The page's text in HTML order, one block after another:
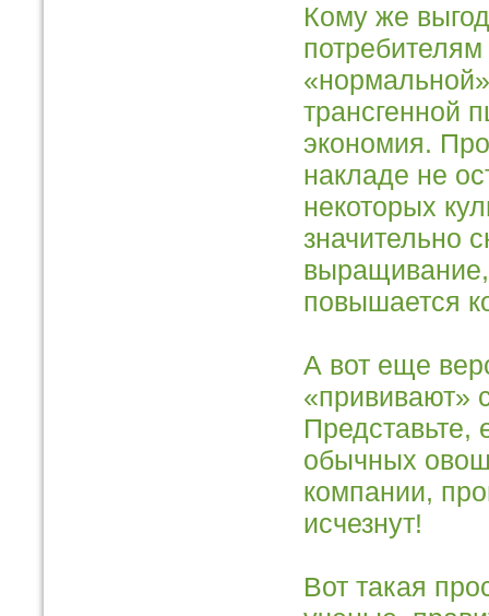
Кому же
трансгенной
экономия.
накладе не
некоторых
значительно
выращивание,
повышается
А вот еще
«прививают»
Представьте,
обычных
компании,
исчезнут!
Вот такая